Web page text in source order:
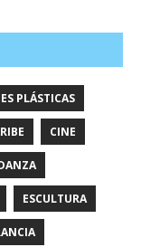
PLÁSTICAS
CINE
ESCULTURA